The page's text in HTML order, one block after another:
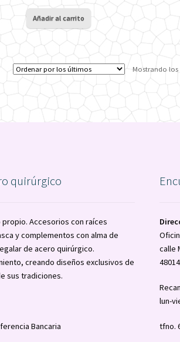
Añadir al carrito
Mostrando los
quirúrgico
Accesorios con raíces
y complementos con alma de
de acero quirúrgico.
creando diseños exclusivos de
sus tradiciones.
Bancaria
calle
lun-
tfno.